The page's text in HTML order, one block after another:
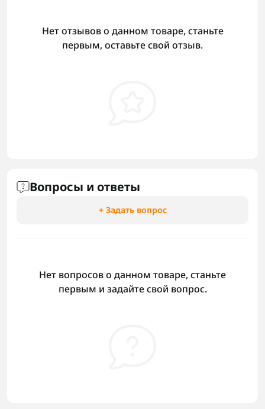
Нет отзывов о данном товаре, станьте
первым, оставьте свой отзыв.
Вопросы и ответы
+ Задать вопрос
Нет вопросов о данном товаре, станьте
первым и задайте свой вопрос.